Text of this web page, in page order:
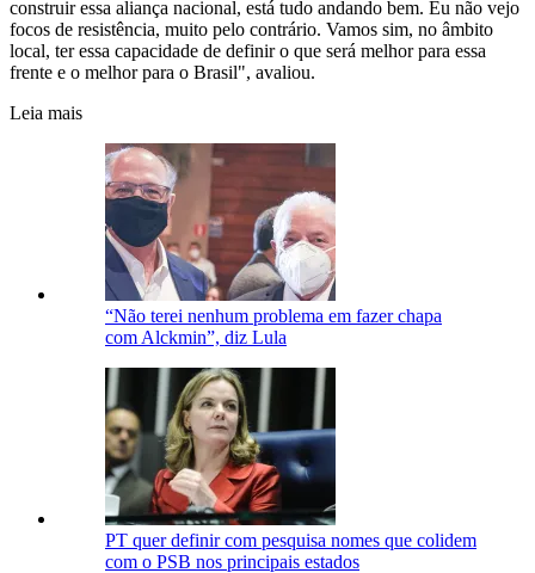
construir essa aliança nacional, está tudo andando bem. Eu não vejo
focos de resistência, muito pelo contrário. Vamos sim, no âmbito
local, ter essa capacidade de definir o que será melhor para essa
frente e o melhor para o Brasil", avaliou.
Leia mais
“Não terei nenhum problema em fazer chapa
com Alckmin”, diz Lula
PT quer definir com pesquisa nomes que colidem
com o PSB nos principais estados